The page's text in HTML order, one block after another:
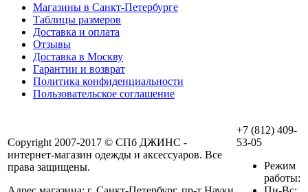
Магазины в Санкт-Петербурге
Таблицы размеров
Доставка и оплата
Отзывы
Доставка в Москву
Гарантии и возврат
Политика конфиденциальности
Пользовательское соглашение
Copyright 2007-2017 © СПб ДЖИНС -
интернет-магазин одежды и аксессуаров. Все
права защищены.
+7 (812) 409-
53-05
Режим
работы: